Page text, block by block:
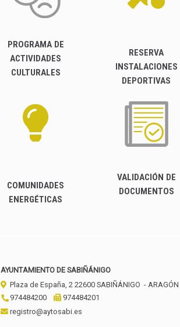
PROGRAMA DE
ACTIVIDADES
CULTURALES
RESERVA
INSTALACIONES
DEPORTIVAS
COMUNIDADES
ENERGÉTICAS
VALIDACIÓN DE
DOCUMENTOS
AYUNTAMIENTO DE SABIÑÁNIGO
Plaza de España, 2 22600 SABIÑÁNIGO - ARAGÓN
974484200
974484201
registro@aytosabi.es